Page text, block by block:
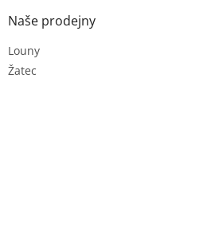
Naše prodejny
Louny
Žatec